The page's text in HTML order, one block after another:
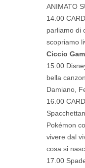
ANIMATO
14.00
parliamo di
scopriamo
Ciccio
15.00
bella
Damiano,
16.00
Pokémon
vivere dal
cosa si
17.00